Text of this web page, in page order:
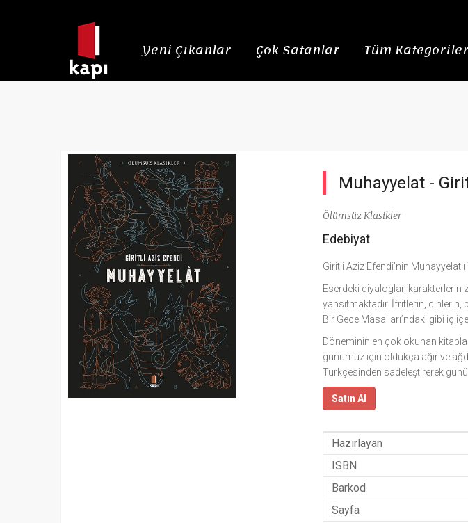
Yeni Çıkanlar Çok Satanlar Tüm Kategoriler
Muhayyelat -
Ölümsüz Klasikler
Edebiyat
Giritli Aziz Efendi’nin
Eserdeki diyaloglar, karakterlerin
yansıtmaktadır. İfritlerin, cinlerin,
Bir Gece Masalları’ndaki gibi iç
Döneminin en çok okunan
günümüz için oldukça ağır ve
Türkçesinden sadeleştirerek
Satın Al
Hazırlayan
ISBN
Barkod
Sayfa